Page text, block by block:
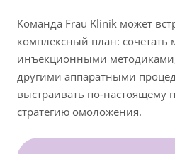
Команда Frau Klinik может
комплексный план: сочетать
инъекционными
другими аппаратными
выстраивать по‑настоящему
стратегию омоложения.